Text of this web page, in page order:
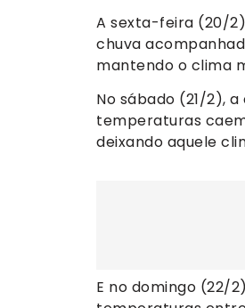
A sexta-feira (20/
chuva
mantendo o clima
No sábado (21/2),
temperaturas
deixando aquele
E no domingo (22/